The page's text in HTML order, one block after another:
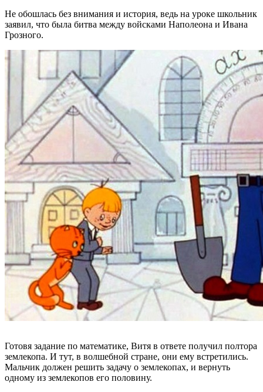
Не обошлась без внимания и история, ведь на уроке школьник
заявил, что была битва между войсками Наполеона и Ивана
Грозного.
Готовя задание по математике, Витя в ответе получил полтора
землекопа. И тут, в волшебной стране, они ему встретились.
Мальчик должен решить задачу о землекопах, и вернуть
одному из землекопов его половину.